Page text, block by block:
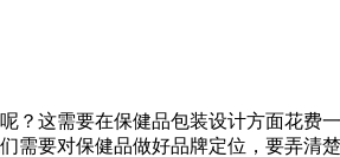
？这需要在保健品包装设计方面花费
需要对保健品做好品牌定位，要弄清